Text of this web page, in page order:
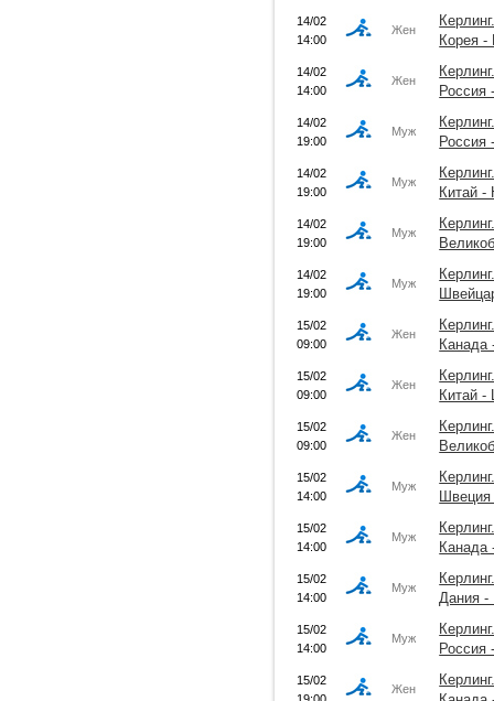
14/02
14:00
Жен
Корея -
14/02
14:00
Жен
Россия
14/02
19:00
Муж
14/02
19:00
Муж
Китай -
14/02
19:00
Муж
14/02
19:00
Муж
15/02
09:00
Жен
Канада
15/02
09:00
Жен
Китай -
15/02
09:00
Жен
15/02
14:00
Муж
Швеция
15/02
14:00
Муж
Канада
15/02
14:00
Муж
Дания -
15/02
14:00
Муж
Россия
15/02
Жен